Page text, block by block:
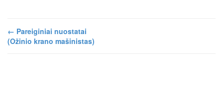
← Pareiginiai nuostatai
(Ožinio krano mašinistas)